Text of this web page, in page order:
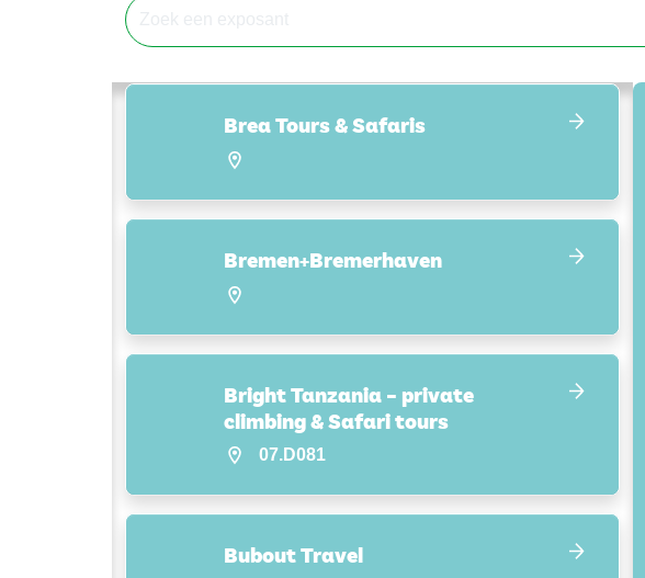
Brea Tours & Safaris
Bremen+Bremerhaven
Bright Tanzania – private
climbing & Safari tours
07.D081
Bubout Travel